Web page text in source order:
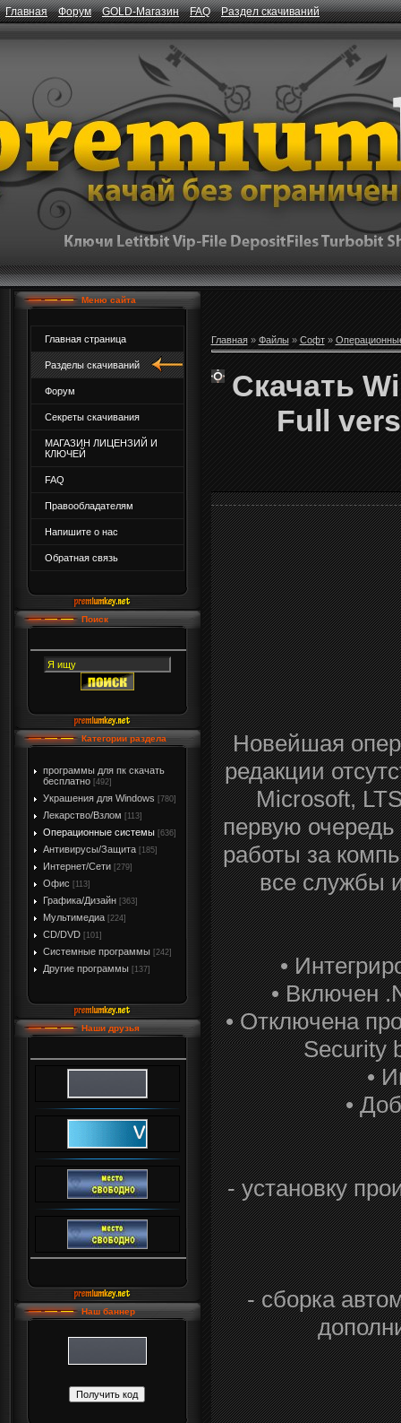
Главная Форум GOLD-Магазин FAQ Раздел скачиваний
Меню сайта
Главная страница
Разделы скачиваний
Форум
Секреты скачивания
МАГАЗИН ЛИЦЕНЗИЙ И
КЛЮЧЕЙ
FAQ
Правообладателям
Напишите о нас
Обратная связь
Поиск
Категории раздела
программы для пк скачать
бесплатно [492]
Украшения для Windows [780]
Лекарство/Взлом [113]
Операционные системы [636]
Антивирусы/Защита [185]
Интернет/Сети [279]
Офис [113]
Графика/Дизайн [363]
Мультимедиа [224]
CD/DVD [101]
Системные программы [242]
Другие программы [137]
Наши друзья
Наш баннер
Главная» Файлы» Софт»
Скачать
Full
Новейшая
редакции
Microsoft,
первую
работы за
все службы
•
• Включен
• Отключена
Security
•
•
- установку
- сборка